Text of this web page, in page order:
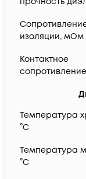
изоляции, мОм
Контактное
Температура
°C
Температура
°C